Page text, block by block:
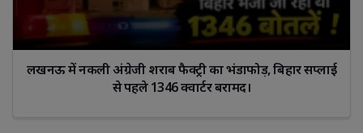
लखनऊ में नकली अंग्रेजी शराब फैक्ट्री का भंडाफोड़, बिहार सप्लाई
से पहले 1346 क्वार्टर बरामद।